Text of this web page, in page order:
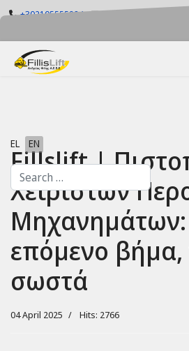
+302105555884 info@fillislift.gr
Select your language
EL EN
Search
Fillslift |
Χειριστών
Μηχανημάτων:
επόμενο βήμα,
σωστά
04 April 2025 Hits: 2766